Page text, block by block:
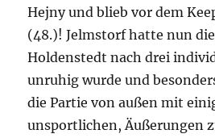
Hejny und blieb vor dem
(48.)! Jelmstorf hatte nun
Holdenstedt nach drei
unruhig wurde und
die Partie von außen mit
unsportlichen, Äußerungen